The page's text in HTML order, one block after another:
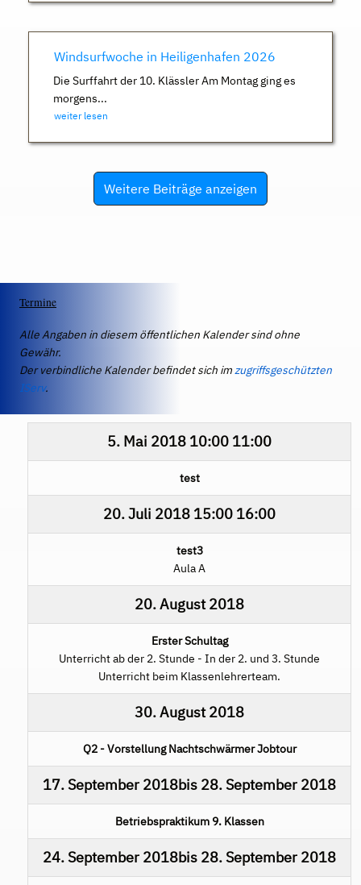
Windsurfwoche in Heiligenhafen 2026
Die Surffahrt der 10. Klässler Am Montag ging es
morgens...
weiter lesen
Weitere Beiträge anzeigen
Termine
Alle Angaben in diesem öffentlichen Kalender sind ohne
Gewähr.
Der verbindliche Kalender befindet sich imzugriffsgeschützten
IServ.
5. Mai 2018 10:00 11:00
test
20. Juli 2018 15:00 16:00
test3
Aula A
20. August 2018
Erster Schultag
Unterricht ab der 2. Stunde - In der 2. und 3. Stunde
Unterricht beim Klassenlehrerteam.
30. August 2018
Q2 - Vorstellung Nachtschwärmer Jobtour
17. September 2018bis 28. September 2018
Betriebspraktikum 9. Klassen
24. September 2018bis 28. September 2018